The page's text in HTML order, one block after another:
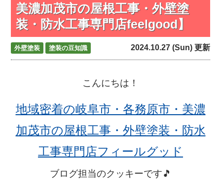
美濃加茂市の屋根工事・外壁塗
装・防水工事専門店feelgood】
外壁塗装 塗装の豆知識 2024.10.27 (Sun) 更新
こんにちは！
地域密着の岐阜市・各務原市・美濃
加茂市の屋根工事・外壁塗装・防水
工事専門店フィールグッド
ブログ担当のクッキーです🎵